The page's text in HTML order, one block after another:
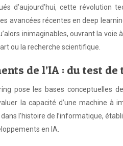
d’aujourd’hui, cette
avancées récentes en deep
inimaginables, ouvrant la voie
ou la recherche scientifique.
de l’IA : du test
pose les bases conceptuelles
la capacité d’une machine à
dans l’histoire de l’informatique,
en IA.